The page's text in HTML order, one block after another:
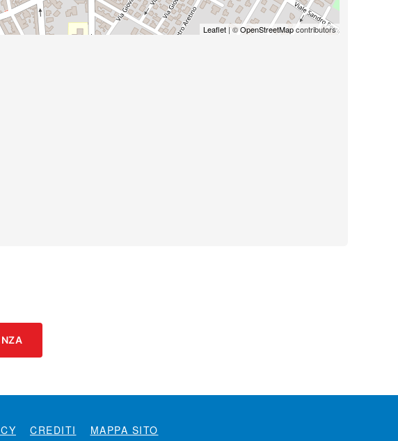
Leaflet | ©OpenStreetMapcontributors
CREDITI MAPPA SITO